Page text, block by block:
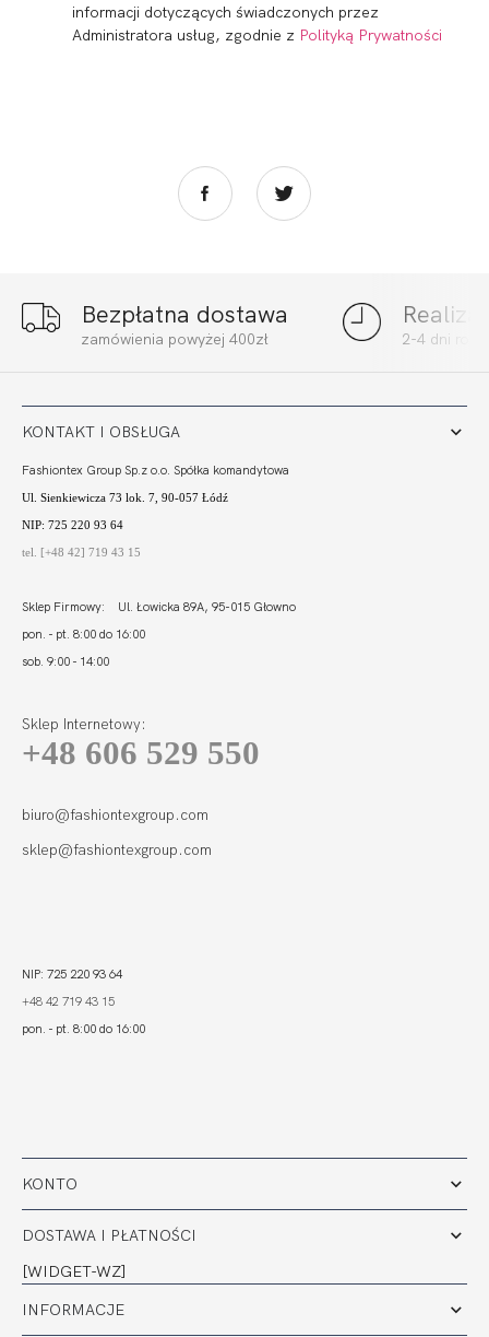
BEACH BANDEAU
BEACH BODY
BEACH STRINGI
informacji dotyczących świadczonych przez
Administratora usług, zgodnie z Polityką Prywatności
Bezpłatna dostawa
zamówienia powyżej 400zł 2-4 dni
KONTO
DOSTAWA I PŁATNOŚCI
[WIDGET-WZ]
INFORMACJE
KONTAKT I OBSŁUGA
Fashiontex Group Sp.z o.o. Spółka komandytowa
Ul. Sienkiewicza 73 lok. 7, 90-057 Łódź
NIP: 725 220 93 64
tel. [+48 42] 719 43 15
Sklep Firmowy: Ul. Łowicka 89A, 95-015 Głowno
pon. - pt. 8:00 do 16:00
sob. 9:00 - 14:00
Sklep Internetowy:
+48 606 529 550
biuro@fashiontexgroup.com
sklep@fashiontexgroup.com
NIP: 725 220 93 64
+48 42 719 43 15
pon. - pt. 8:00 do 16:00